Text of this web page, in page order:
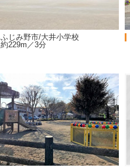
ふじみ野市/大井小学校
約229m／3分